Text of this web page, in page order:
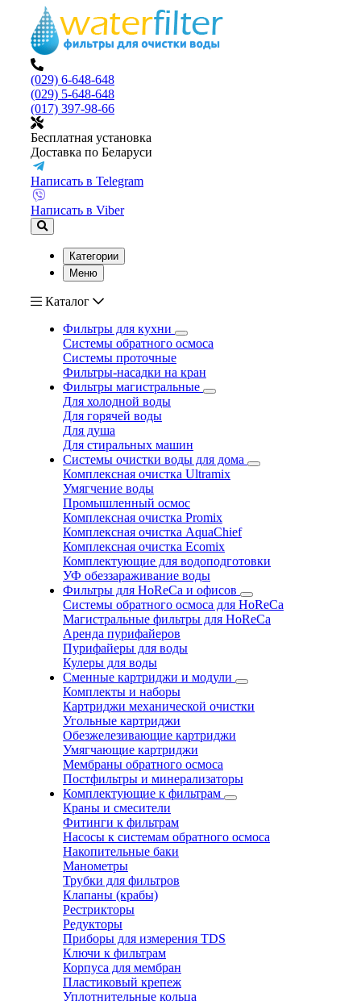
(029) 6-648-648
(029) 5-648-648
(017) 397-98-66
Бесплатная установка
Доставка по Беларуси
Написать в Telegram
Написать в Viber
Категории
Меню
Каталог
Фильтры для кухни
Системы обратного осмоса
Системы проточные
Фильтры-насадки на кран
Фильтры магистральные
Для холодной воды
Для горячей воды
Для душа
Для стиральных машин
Системы очистки воды для дома
Комплексная очистка Ultramix
Умягчение воды
Промышленный осмос
Комплексная очистка Promix
Комплексная очистка AquaChief
Комплексная очистка Ecomix
Комплектующие для водоподготовки
УФ обеззараживание воды
Фильтры для HoReCa и офисов
Системы обратного осмоса для HoReCa
Магистральные фильтры для HoReCa
Аренда пурифайеров
Пурифайеры для воды
Кулеры для воды
Сменные картриджи и модули
Комплекты и наборы
Картриджи механической очистки
Угольные картриджи
Обезжелезивающие картриджи
Умягчающие картриджи
Мембраны обратного осмоса
Постфильтры и минерализаторы
Комплектующие к фильтрам
Краны и смесители
Фитинги к фильтрам
Насосы к системам обратного осмоса
Накопительные баки
Манометры
Трубки для фильтров
Клапаны (крабы)
Рестрикторы
Редукторы
Приборы для измерения TDS
Ключи к фильтрам
Корпуса для мембран
Пластиковый крепеж
Уплотнительные кольца